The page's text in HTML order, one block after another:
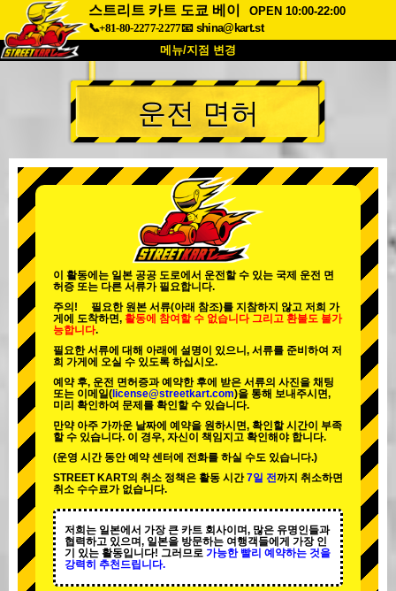
스트리트 카트 도쿄 베이
OPEN 10:00-22:00
📞+81-80-2277-2277📧 shina@kart.st
메뉴/지점 변경
최상단
소개 사양 가격
회사 정보 예약
지점 변경
도쿄 시나가와 #1
도쿄 아키하바라#2 도쿄 시부야
도쿄 시부야 애넥스
도쿄 아사쿠사 오사카
오키나와
운전 면허
이 활동에는 일본 공공 도로에서 운전할 수 있는 국제 운전 면
허증 또는 다른 서류가 필요합니다.
주의! 필요한 원본 서류(아래 참조)를 지참하지 않고 저희 가
게에 도착하면, 활동에 참여할 수 없습니다 그리고 환불도 불가
능합니다.
필요한 서류에 대해 아래에 설명이 있으니, 서류를 준비하여 저
희 가게에 오실 수 있도록 하십시오.
예약 후, 운전 면허증과 예약한 후에 받은 서류의 사진을 채팅
또는 이메일( license@streetkart.com)을 통해 보내주시면,
미리 확인하여 문제를 확인할 수 있습니다.
만약 아주 가까운 날짜에 예약을 원하시면, 확인할 시간이 부족
할 수 있습니다. 이 경우, 자신이 책임지고 확인해야 합니다.
(운영 시간 동안 예약 센터에 전화를 하실 수도 있습니다.)
STREET KART의 취소 정책은 활동 시간7일 전까지 취소하면
취소 수수료가 없습니다.
저희는 일본에서 가장 큰 카트 회사이며, 많은 유명인들과
협력하고 있으며, 일본을 방문하는 여행객들에게 가장 인
기 있는 활동입니다! 그러므로 가능한 빨리 예약하는 것을
강력히 추천드립니다.